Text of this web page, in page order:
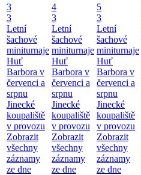
3
3
Letní
šachové
miniturnaje
Huť
Barbora v
červenci a
srpnu
Jinecké
koupaliště
v provozu
Zobrazit
všechny
záznamy
ze dne
4
3
Letní
šachové
miniturnaje
Huť
Barbora v
červenci a
srpnu
Jinecké
koupaliště
v provozu
Zobrazit
všechny
záznamy
ze dne
5
3
Letní
šachové
miniturnaje
Huť
Barbora v
červenci a
srpnu
Jinecké
koupaliště
v provozu
Zobrazit
všechny
záznamy
ze dne